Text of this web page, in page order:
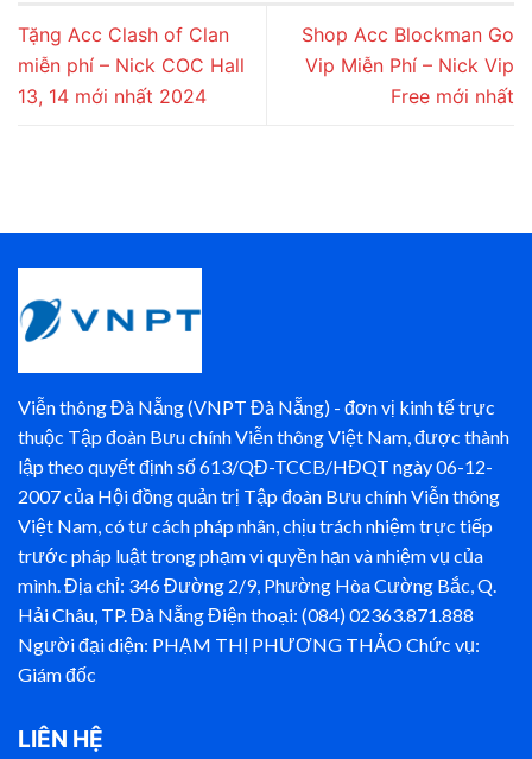
Tặng Acc Clash of Clan
miễn phí – Nick COC Hall
13, 14 mới nhất 2024
Shop Acc Blockman Go
Vip Miễn Phí – Nick Vip
Free mới nhất
Viễn thông Đà Nẵng (VNPT Đà Nẵng) - đơn vị kinh tế trực
thuộc Tập đoàn Bưu chính Viễn thông Việt Nam, được thành
lập theo quyết định số 613/QĐ-TCCB/HĐQT ngày 06-12-
2007 của Hội đồng quản trị Tập đoàn Bưu chính Viễn thông
Việt Nam, có tư cách pháp nhân, chịu trách nhiệm trực tiếp
trước pháp luật trong phạm vi quyền hạn và nhiệm vụ của
mình. Địa chỉ: 346 Đường 2/9, Phường Hòa Cường Bắc, Q.
Hải Châu, TP. Đà Nẵng Điện thoại: (084) 02363.871.888
Người đại diện: PHẠM THỊ PHƯƠNG THẢO Chức vụ:
Giám đốc
LIÊN HỆ